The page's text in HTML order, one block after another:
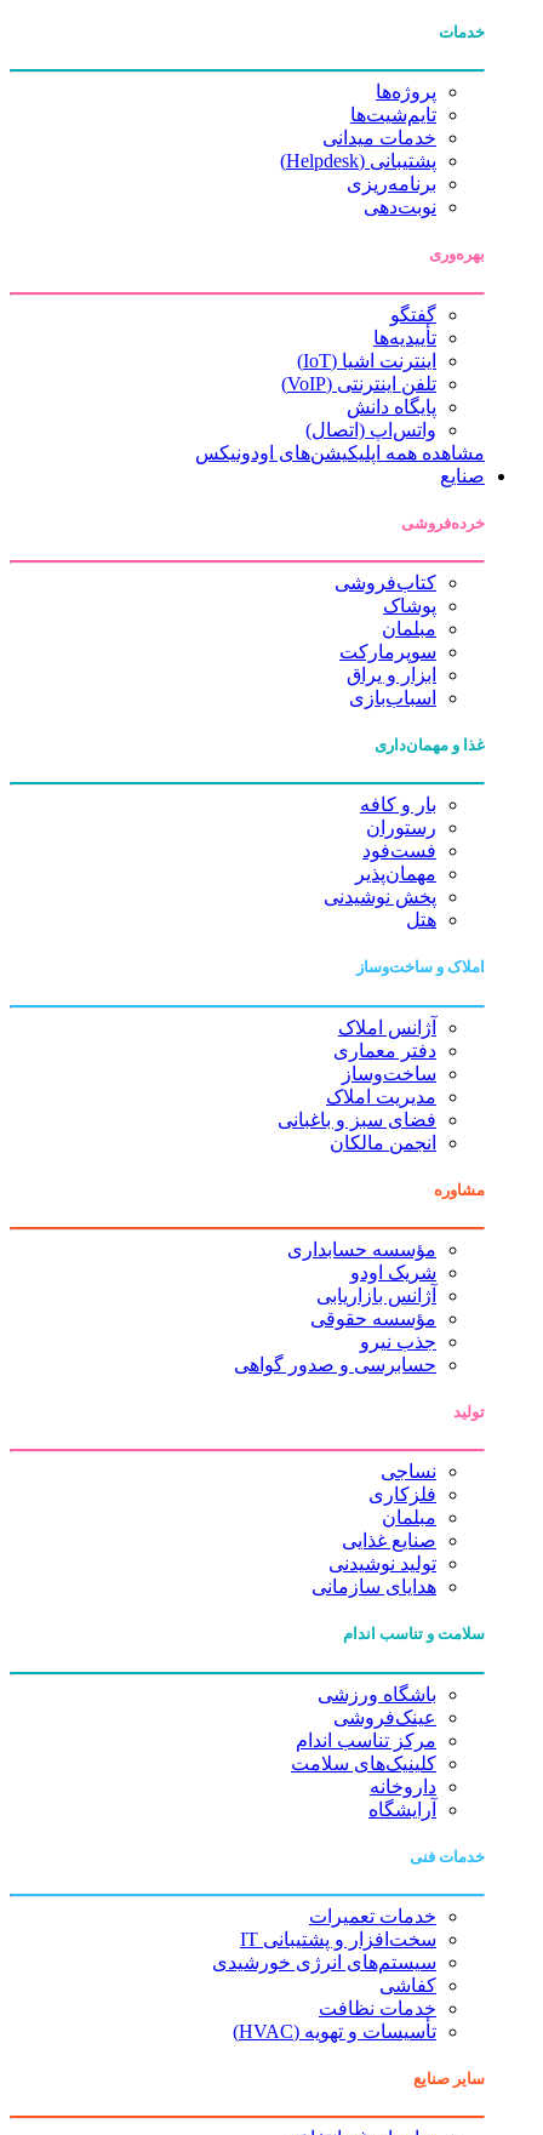
خدمات
پروژه‌ها
تایم‌شیت‌ها
خدمات میدانی
پشتیبانی (Helpdesk)
برنامه‌ریزی
نوبت‌دهی
بهره‌وری
گفتگو
تأییدیه‌ها
اینترنت اشیا (IoT)
تلفن اینترنتی (VoIP)
پایگاه دانش
واتس‌اپ (اتصال)
مشاهده همه اپلیکیشن‌های اودونیکس
صنایع
خرده‌فروشی
کتاب‌فروشی
پوشاک
مبلمان
سوپرمارکت
ابزار و یراق
اسباب‌بازی
غذا و مهمان‌داری
بار و کافه
رستوران
فست‌فود
مهمان‌پذیر
پخش نوشیدنی
هتل
املاک و ساخت‌وساز
آژانس املاک
دفتر معماری
ساخت‌وساز
مدیریت املاک
فضای سبز و باغبانی
انجمن مالکان
مشاوره
مؤسسه حسابداری
شریک اودو
آژانس بازاریابی
مؤسسه حقوقی
جذب نیرو
حسابرسی و صدور گواهی
تولید
نساجی
فلزکاری
مبلمان
صنایع غذایی
تولید نوشیدنی
هدایای سازمانی
سلامت و تناسب اندام
باشگاه ورزشی
عینک‌فروشی
مرکز تناسب اندام
کلینیک‌های سلامت
داروخانه
آرایشگاه
خدمات فنی
خدمات تعمیرات
سخت‌افزار و پشتیبانی IT
سیستم‌های انرژی خورشیدی
کفاشی
خدمات نظافت
تأسیسات و تهویه (HVAC)
سایر صنایع